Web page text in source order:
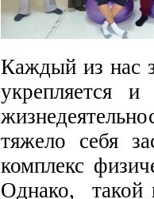
Каждый из нас
укрепляется
тяжело себя
комплекс
Однако, такой